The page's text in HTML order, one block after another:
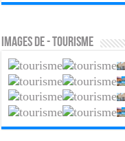
Images de - Tourisme